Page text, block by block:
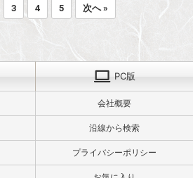
3 4 5 次へ »
PC版
会社概要
沿線から検索
プライバシーポリシー